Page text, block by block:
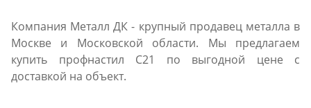
Компания Металл ДК - крупный продавец металла в
Москве и Московской области. Мы предлагаем
купить профнастил С21 по выгодной цене с
доставкой на объект.